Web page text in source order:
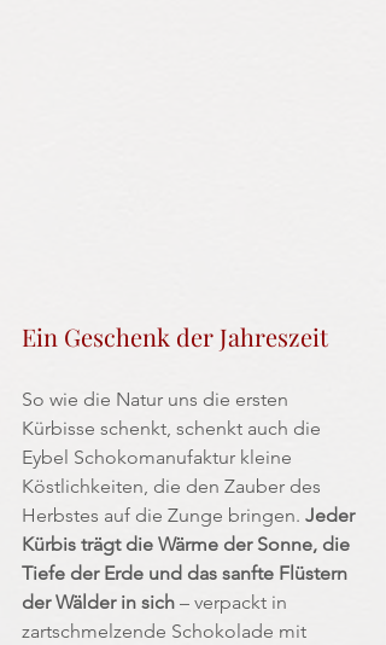
Ein Geschenk der Jahreszeit
So wie die Natur uns die ersten
Kürbisse schenkt, schenkt auch die
Eybel Schokomanufaktur kleine
Köstlichkeiten, die den Zauber des
Herbstes auf die Zunge bringen. Jeder
Kürbis trägt die Wärme der Sonne, die
Tiefe der Erde und das sanfte Flüstern
der Wälder in sich – verpackt in
zartschmelzende Schokolade mit